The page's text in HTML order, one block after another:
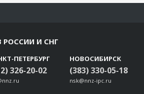
РОССИИ И СНГ
ПЕТЕРБУРГ
326-20-02
НОВОСИБИРСК
(383) 330-05-18
nsk@nnz-ipc.ru